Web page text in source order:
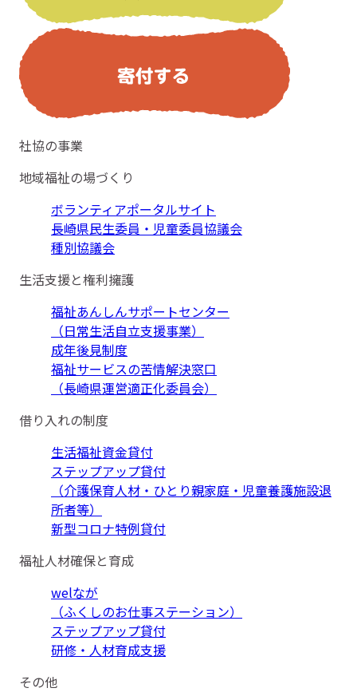
社協の事業
地域福祉の場づくり
ボランティアポータルサイト
長崎県民生委員・児童委員協議会
種別協議会
生活支援と権利擁護
福祉あんしんサポートセンター
（日常生活自立支援事業）
成年後見制度
福祉サービスの苦情解決窓口
（長崎県運営適正化委員会）
借り入れの制度
生活福祉資金貸付
ステップアップ貸付
（介護保育人材・ひとり親家庭・児童養護施設退
所者等）
新型コロナ特例貸付
福祉人材確保と育成
welなが
（ふくしのお仕事ステーション）
ステップアップ貸付
研修・人材育成支援
その他